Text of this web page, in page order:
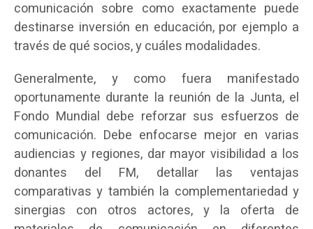
comunicación sobre como exactamente puede
destinarse inversión en educación, por ejemplo a
través de qué socios, y cuáles modalidades.
Generalmente, y como fuera manifestado
oportunamente durante la reunión de la Junta, el
Fondo Mundial debe reforzar sus esfuerzos de
comunicación. Debe enfocarse mejor en varias
audiencias y regiones, dar mayor visibilidad a los
donantes del FM, detallar las ventajas
comparativas y también la complementariedad y
sinergias con otros actores, y la oferta de